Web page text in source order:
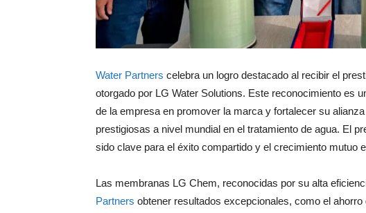
Water Partners celebra un logro destacado al recibir el
otorgado por LG Water Solutions. Este reconocimiento es
de la empresa en promover la marca y fortalecer su
prestigiosas a nivel mundial en el tratamiento de agua. El
sido clave para el éxito compartido y el crecimiento mutuo
Las membranas LG Chem, reconocidas por su alta
Partners obtener resultados excepcionales, como el